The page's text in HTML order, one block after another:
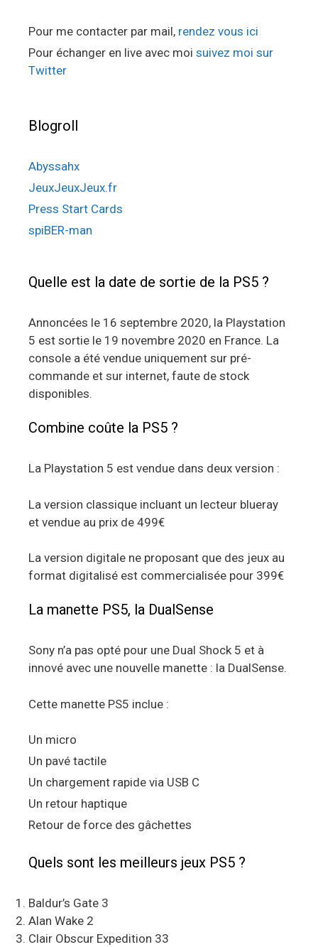
Pour me contacter par mail, rendez vous ici
Pour échanger en live avec moi suivez moi sur
Twitter
Blogroll
Abyssahx
JeuxJeuxJeux.fr
Press Start Cards
spiBER-man
Quelle est la date de sortie de la PS5 ?
Annoncées le 16 septembre 2020, la Playstation
5 est sortie le 19 novembre 2020 en France. La
console a été vendue uniquement sur pré-
commande et sur internet, faute de stock
disponibles.
Combine coûte la PS5 ?
La Playstation 5 est vendue dans deux version :
La version classique incluant un lecteur blueray
et vendue au prix de 499€
La version digitale ne proposant que des jeux au
format digitalisé est commercialisée pour 399€
La manette PS5, la DualSense
Sony n’a pas opté pour une Dual Shock 5 et à
innové avec une nouvelle manette : la DualSense.
Cette manette PS5 inclue :
Un micro
Un pavé tactile
Un chargement rapide via USB C
Un retour haptique
Retour de force des gâchettes
Quels sont les meilleurs jeux PS5 ?
Baldur’s Gate 3
Alan Wake 2
Clair Obscur Expedition 33